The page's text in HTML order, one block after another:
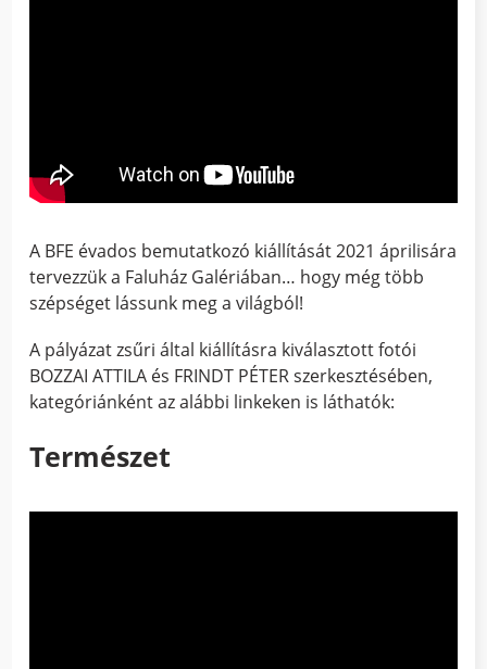
A BFE évados bemutatkozó kiállítását 2021 áprilisára
tervezzük a Faluház Galériában… hogy még több
szépséget lássunk meg a világból!
A pályázat zsűri által kiállításra kiválasztott fotói
BOZZAI ATTILA és FRINDT PÉTER szerkesztésében,
kategóriánként az alábbi linkeken is láthatók:
Természet